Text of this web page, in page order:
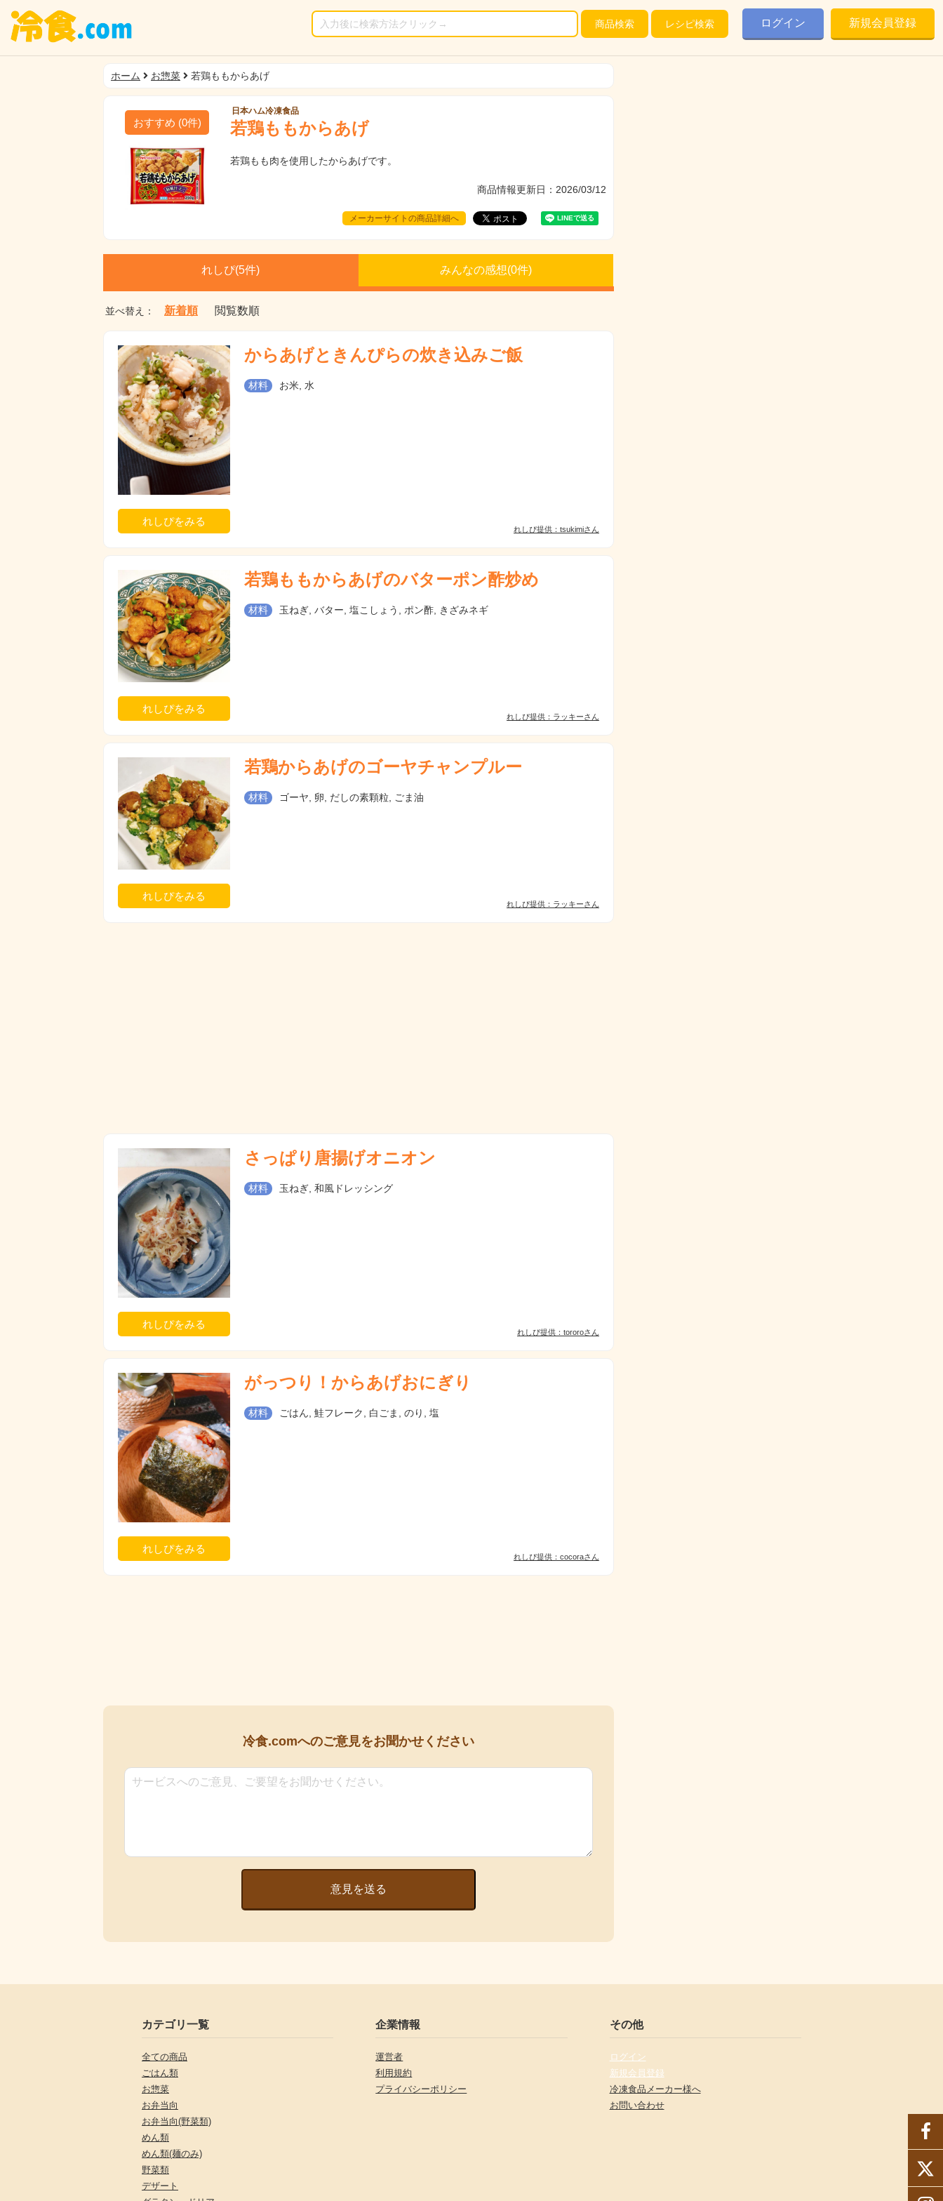
商品検索 レシピ検索 ログイン 新規会員登録
ホーム お惣菜 若鶏ももからあげ
おすすめ (0件)
日本ハム冷凍食品
若鶏ももからあげ
若鶏もも肉を使用したからあげです。
商品情報更新日：2026/03/12
メーカーサイトの商品詳細へ
れしぴ(5件) みんなの感想(0件)
並べ替え： 新着順 閲覧数順
れしぴをみる
からあげときんぴらの炊き込みご飯
材料 お米, 水
れしぴ提供：tsukimiさん
れしぴをみる
若鶏ももからあげのバターポン酢炒め
材料 玉ねぎ, バター, 塩こしょう, ポン酢, きざみネギ
れしぴ提供：ラッキーさん
れしぴをみる
若鶏からあげのゴーヤチャンプルー
材料 ゴーヤ, 卵, だしの素顆粒, ごま油
れしぴ提供：ラッキーさん
れしぴをみる
さっぱり唐揚げオニオン
材料 玉ねぎ, 和風ドレッシング
れしぴ提供：tororoさん
れしぴをみる
がっつり！からあげおにぎり
材料 ごはん, 鮭フレーク, 白ごま, のり, 塩
れしぴ提供：cocoraさん
冷食.comへのご意見をお聞かせください
意見を送る
カテゴリ一覧
全ての商品
ごはん類
お惣菜
お弁当向
お弁当向(野菜類)
めん類
めん類(麺のみ)
野菜類
デザート
企業情報
運営者
利用規約
プライバシーポリシー
その他
ログイン
新規会員登録
冷凍食品メーカー様へ
お問い合わせ